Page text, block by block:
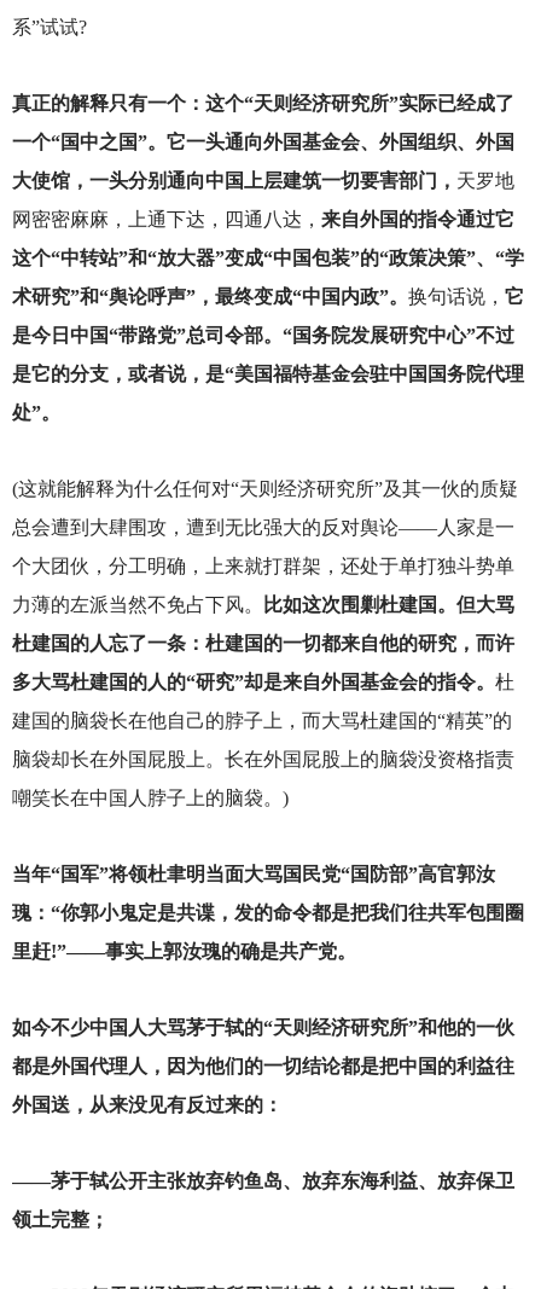
系”试试?
真正的解释只有一个：这个“天则经济研究所”实际已经成了
一个“国中之国”。它一头通向外国基金会、外国组织、外国
大使馆，一头分别通向中国上层建筑一切要害部门， 天罗地
网密密麻麻，上通下达，四通八达， 来自外国的指令通过它
这个“中转站”和“放大器”变成“中国包装”的“政策决策”、“学
术研究”和“舆论呼声”，最终变成“中国内政”。 换句话说， 它
是今日中国“带路党”总司令部。“国务院发展研究中心”不过
是它的分支，或者说，是“美国福特基金会驻中国国务院代理
处”。
(这就能解释为什么任何对“天则经济研究所”及其一伙的质疑
总会遭到大肆围攻，遭到无比强大的反对舆论——人家是一
个大团伙，分工明确，上来就打群架，还处于单打独斗势单
力薄的左派当然不免占下风。
比如这次围剿杜建国。但大骂
杜建国的人忘了一条：杜建国的一切都来自他的研究，而许
多大骂杜建国的人的“研究”却是来自外国基金会的指令。 杜
建国的脑袋长在他自己的脖子上，而大骂杜建国的“精英”的
脑袋却长在外国屁股上。长在外国屁股上的脑袋没资格指责
嘲笑长在中国人脖子上的脑袋。)
当年“国军”将领杜聿明当面大骂国民党“国防部”高官郭汝
瑰：“你郭小鬼定是共谍，发的命令都是把我们往共军包围圈
里赶!”——事实上郭汝瑰的确是共产党。
如今不少中国人大骂茅于轼的“天则经济研究所”和他的一伙
都是外国代理人，因为他们的一切结论都是把中国的利益往
外国送，从来没见有反过来的：
——茅于轼公开主张放弃钓鱼岛、放弃东海利益、放弃保卫
领土完整；